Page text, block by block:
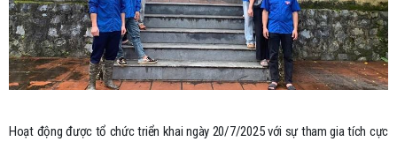
Hoạt động được tổ chức triển khai ngày 20/7/2025 với sự tham gia tích cực